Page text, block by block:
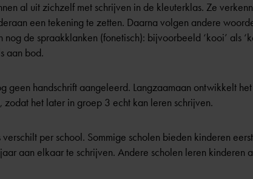
al uit zichzelf met schrijven in de kleuterklas. Ze
een tekening te zetten. Daarna volgen andere
de spraakklanken (fonetisch): bijvoorbeeld ‘kooi’ als
aan bod.
geen handschrift aangeleerd. Langzaamaan ontwikkelt
zodat het later in groep 3 echt kan leren schrijven.
per school. Sommige scholen bieden kinderen
aan elkaar te schrijven. Andere scholen leren kinderen